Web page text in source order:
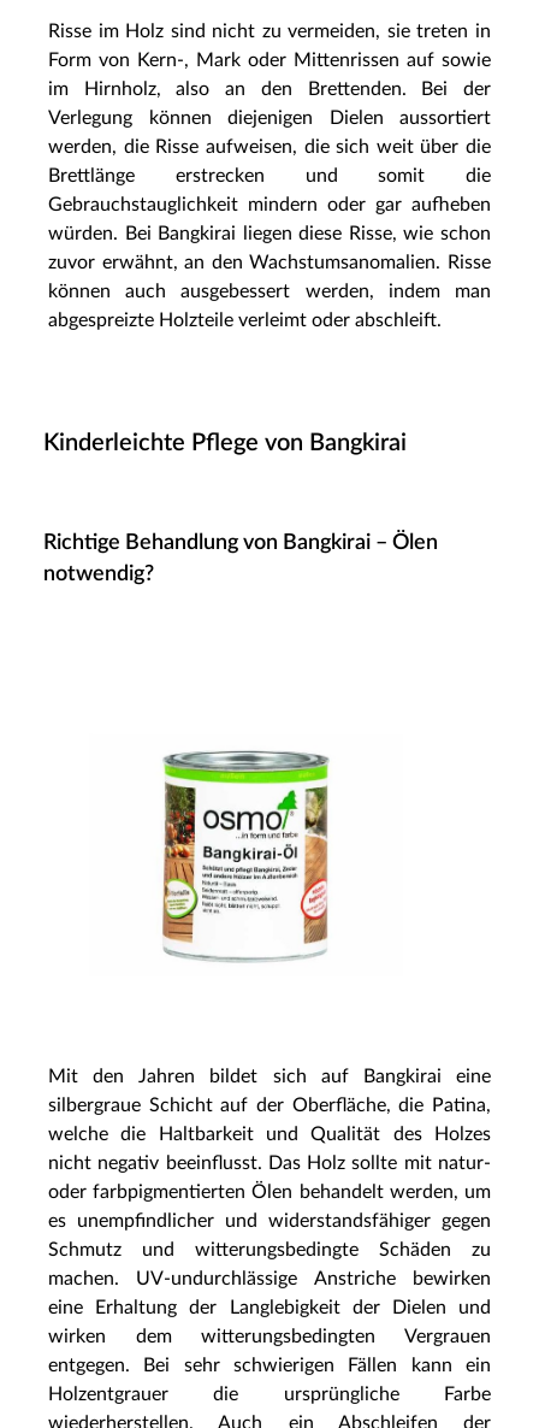
Risse im Holz sind nicht zu vermeiden, sie treten in
Form von Kern-, Mark oder Mittenrissen auf sowie
im Hirnholz, also an den Brettenden. Bei der
Verlegung können diejenigen Dielen aussortiert
werden, die Risse aufweisen, die sich weit über die
Brettlänge erstrecken und somit die
Gebrauchstauglichkeit mindern oder gar aufheben
würden. Bei Bangkirai liegen diese Risse, wie schon
zuvor erwähnt, an den Wachstumsanomalien. Risse
können auch ausgebessert werden, indem man
abgespreizte Holzteile verleimt oder abschleift.
Kinderleichte Pflege von Bangkirai
Richtige Behandlung von Bangkirai – Ölen
notwendig?
Mit den Jahren bildet sich auf Bangkirai eine
silbergraue Schicht auf der Oberfläche, die Patina,
welche die Haltbarkeit und Qualität des Holzes
nicht negativ beeinflusst. Das Holz sollte mit natur-
oder farbpigmentierten Ölen behandelt werden, um
es unempfindlicher und widerstandsfähiger gegen
Schmutz und witterungsbedingte Schäden zu
machen. UV-undurchlässige Anstriche bewirken
eine Erhaltung der Langlebigkeit der Dielen und
wirken dem witterungsbedingten Vergrauen
entgegen. Bei sehr schwierigen Fällen kann ein
Holzentgrauer die ursprüngliche Farbe
wiederherstellen. Auch ein Abschleifen der